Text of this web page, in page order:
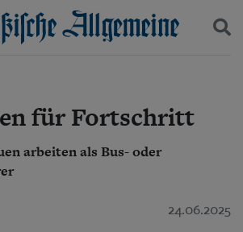
Wirtschaft
Gesellschaft
für Fortschritt
arbeiten als Bus- oder
24.06.2025